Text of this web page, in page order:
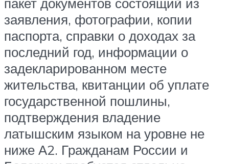
заявления, фотографии, копии
паспорта, справки о доходах за
последний год, информации о
задекларированном месте
жительства, квитанции об уплате
государственной пошлины,
подтверждения владение
латышским языком на уровне не
ниже А2. Гражданам России и